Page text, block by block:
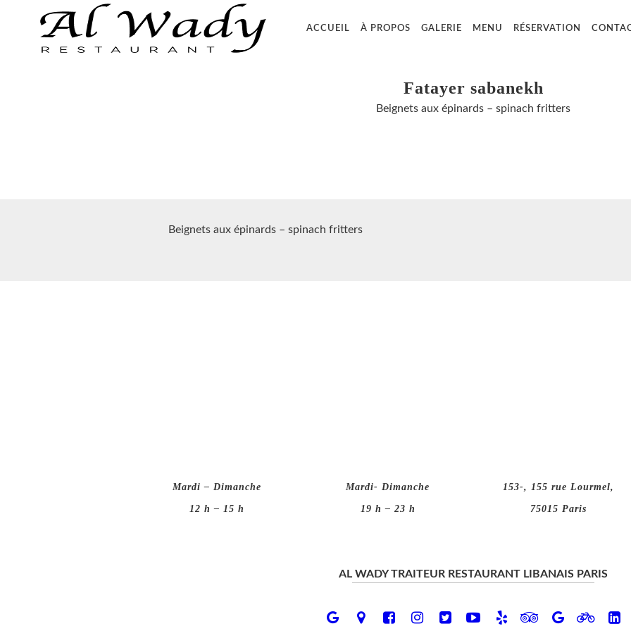
ACCUEIL À PROPOS GALERIE MENU RÉSERVATION
Fatayer sabanekh
Beignets aux épinards – spinach fritters
Beignets aux épinards – spinach fritters
Mardi – Dimanche
12 h – 15 h
Mardi- Dimanche
19 h – 23 h
153-, 155 rue Lourmel,
75015 Paris
AL WADY TRAITEUR RESTAURANT LIBANAIS PARIS